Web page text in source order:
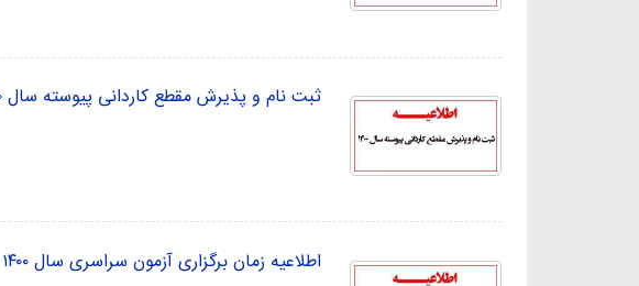
ثبت نام و پذیرش مقطع کاردانی پیوسته سال ۱۴۰۰
اطلاعیه زمان برگزاری آزمون سراسری سال ۱۴۰۰